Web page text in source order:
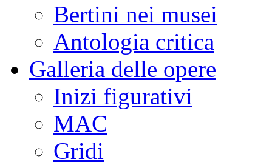
Bertini nei musei
Antologia critica
Galleria delle opere
Inizi figurativi
MAC
Gridi